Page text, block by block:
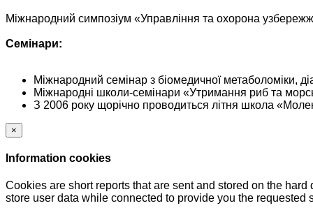
Міжнародний симпозіум «Управління та охорона
Семінари:
Міжнародний семінар з біомедичної метаболоміки,
Міжнародні школи-семінари «Утримання риб та
З 2006 року щорічно проводиться літня школа
×
Information cookies
Cookies are short reports that are sent and stored on the
store user data while connected to provide you the